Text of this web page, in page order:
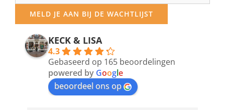
your
email
address
MELD JE AAN BIJ DE WACHTLIJST
KECK & LISA
4.3
Gebaseerd op 165 beoordelingen
powered by Google
beoordeel ons op